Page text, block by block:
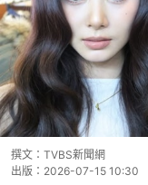
撰文： TVBS新聞網
出版： 2026-07-15 10:30